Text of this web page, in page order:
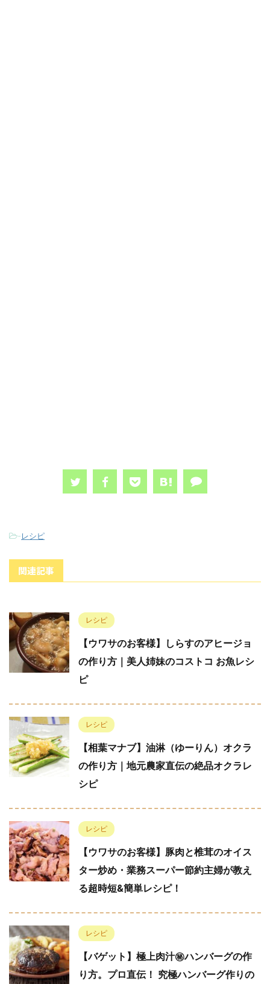
-レシピ
関連記事
レシピ
【ウワサのお客様】しらすのアヒージョ
の作り方｜美人姉妹のコストコ お魚レシ
ピ
レシピ
【相葉マナブ】油淋（ゆーりん）オクラ
の作り方｜地元農家直伝の絶品オクラレ
シピ
レシピ
【ウワサのお客様】豚肉と椎茸のオイス
ター炒め・業務スーパー節約主婦が教え
る超時短&簡単レシピ！
レシピ
【バゲット】極上肉汁㊙︎ハンバーグの作
り方。プロ直伝！ 究極ハンバーグ作りの